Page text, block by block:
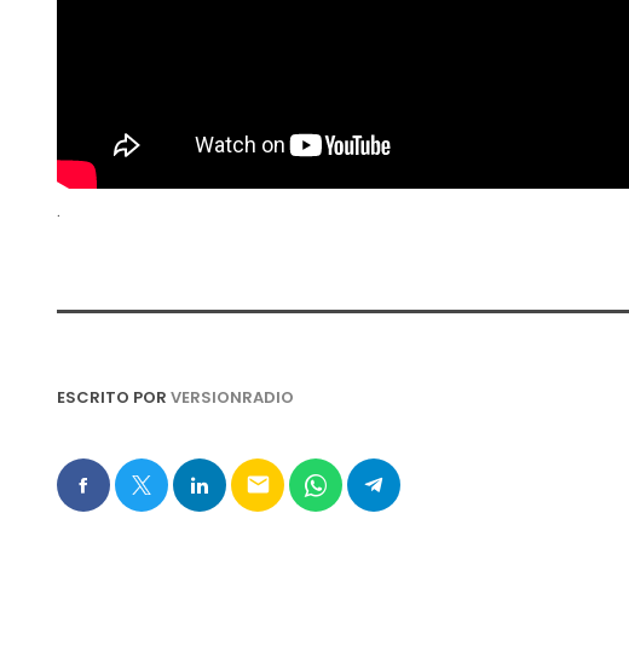
.
ESCRITO POR VERSIONRADIO
email